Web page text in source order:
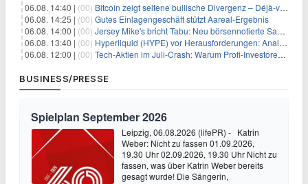
06.08. 14:40 | (00) Bitcoin zeigt seltene bullische Divergenz – Déjà-vu für BTC?
06.08. 14:25 | (00) Gutes Einlagengeschäft stützt Aareal-Ergebnis
06.08. 14:00 | (00) Jersey Mike's bricht Tabu: Neu börsennotierte Sandwich-Kette startet Millionen-Offensive in digitales Marketing
06.08. 13:40 | (00) Hyperliquid (HYPE) vor Herausforderungen: Analysten erwarten kurzfristigen Kursrückgang
06.08. 12:00 | (00) Tech-Aktien im Juli-Crash: Warum Profi-Investoren jetzt zugreifen – Stresstest statt Bärenmarkt
BUSINESS/PRESSE
Spielplan September 2026
Leipzig, 06.08.2026 (lifePR) - Katrin
Weber: Nicht zu fassen 01.09.2026,
19.30 Uhr 02.09.2026, 19.30 Uhr Nicht zu
fassen, was über Katrin Weber bereits
gesagt wurde! Die Sängerin,